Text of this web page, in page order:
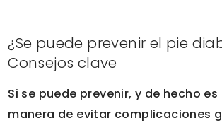
¿Se puede prevenir el pie
Consejos clave
Si se puede prevenir, y de hecho
manera de evitar complicaciones